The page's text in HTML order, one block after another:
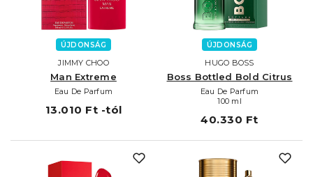
ÚJDONSÁG
JIMMY CHOO
Man Extreme
Eau De Parfum
13.010 Ft -tól
ÚJDONSÁG
HUGO BOSS
Boss Bottled Bold Citrus
Eau De Parfum
100 ml
40.330 Ft